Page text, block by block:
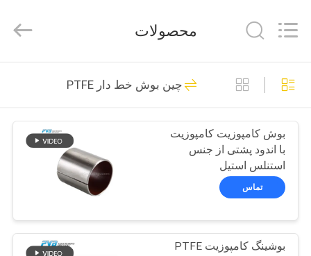
خونه
محصولات
ویدیوها
VR
Bearing
Co.,Ltd.
Reserved.
بلبرینگ برنز جامد
10
10
محصولات
چین بوش خط دار PTFE
بوش کامپوزیت کامپوزیت
با اندود پشتی از جنس
استنلس استیل
تماس
بوشینگ کامپوزیت PTFE